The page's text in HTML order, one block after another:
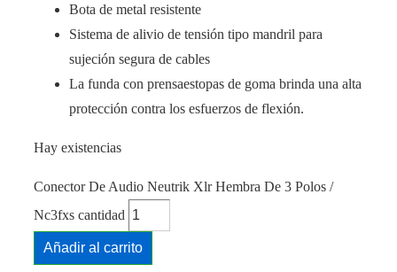
Bota de metal resistente
Sistema de alivio de tensión tipo mandril para
sujeción segura de cables
La funda con prensaestopas de goma brinda una alta
protección contra los esfuerzos de flexión.
Hay existencias
Conector De Audio Neutrik Xlr Hembra De 3 Polos /
Nc3fxs cantidad
Añadir al carrito